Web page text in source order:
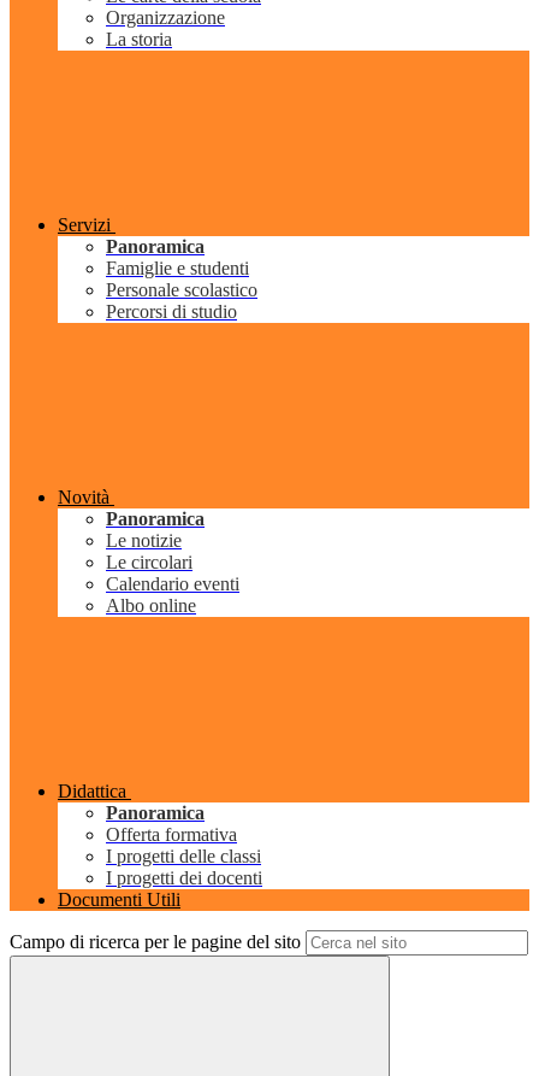
Organizzazione
La storia
Servizi
Panoramica
Famiglie e studenti
Personale scolastico
Percorsi di studio
Novità
Panoramica
Le notizie
Le circolari
Calendario eventi
Albo online
Didattica
Panoramica
Offerta formativa
I progetti delle classi
I progetti dei docenti
Documenti Utili
Campo di ricerca per le pagine del sito